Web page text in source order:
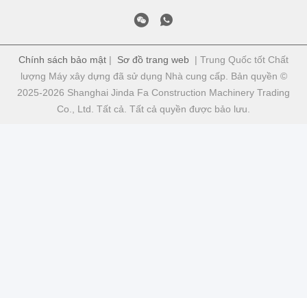
Chính sách bảo mật | Sơ đồ trang web | Trung Quốc tốt Chất
lượng Máy xây dựng đã sử dụng Nhà cung cấp. Bản quyền ©
2025-2026 Shanghai Jinda Fa Construction Machinery Trading
Co., Ltd. Tất cả. Tất cả quyền được bảo lưu.